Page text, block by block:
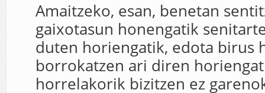
Amaitzeko, esan, benetan
gaixotasun honengatik
duten horiengatik, edota birus
borrokatzen ari diren
horrelakorik bizitzen ez